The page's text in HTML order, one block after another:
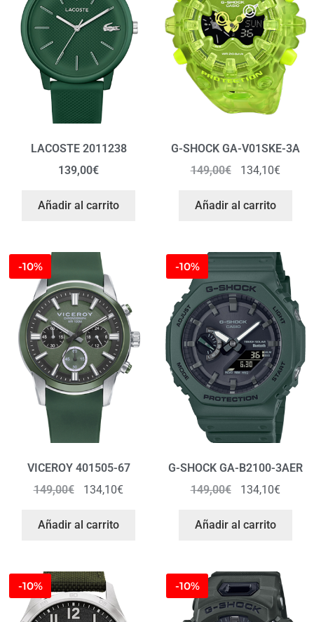
LACOSTE 2011238
139,00€
Añadir al carrito
G-SHOCK GA-V01SKE-3A
149,00€ 134,10€
Añadir al carrito
-10%
VICEROY 401505-67
149,00€ 134,10€
Añadir al carrito
-10%
G-SHOCK GA-B2100-3AER
149,00€ 134,10€
Añadir al carrito
-10% -10%